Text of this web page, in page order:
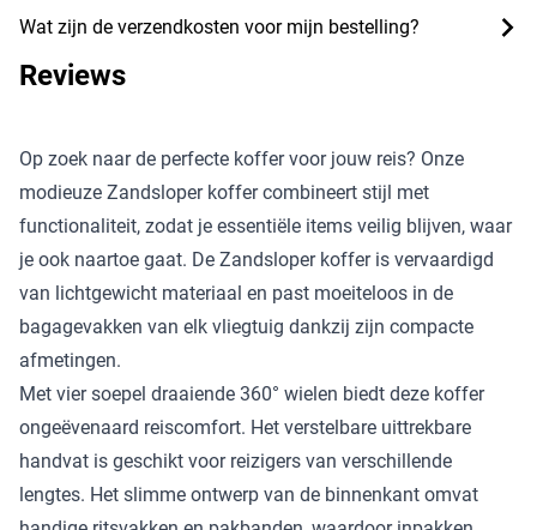
Wat zijn de verzendkosten voor mijn bestelling?
Reviews
Op zoek naar de perfecte koffer voor jouw reis? Onze
modieuze Zandsloper koffer combineert stijl met
functionaliteit, zodat je essentiële items veilig blijven, waar
je ook naartoe gaat. De Zandsloper koffer is vervaardigd
van lichtgewicht materiaal en past moeiteloos in de
bagagevakken van elk vliegtuig dankzij zijn compacte
afmetingen.
Met vier soepel draaiende 360° wielen biedt deze koffer
ongeëvenaard reiscomfort. Het verstelbare uittrekbare
handvat is geschikt voor reizigers van verschillende
lengtes. Het slimme ontwerp van de binnenkant omvat